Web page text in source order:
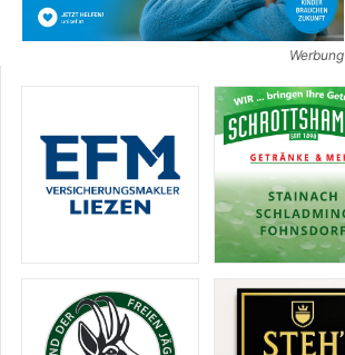
Werbung